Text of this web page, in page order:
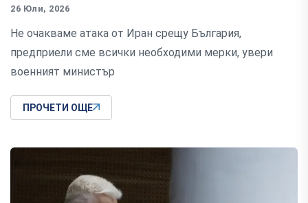
26 Юли, 2026
Не очакваме атака от Иран срещу България,
предприели сме всички необходими мерки, увери
военният министър
ПРОЧЕТИ ОЩЕ